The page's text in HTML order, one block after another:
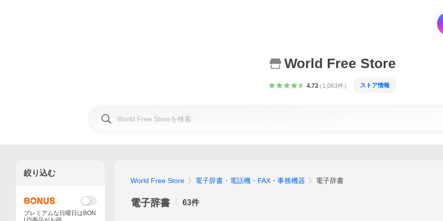
World Free Store
4.72（ 1,063件） ストア情報
World Free Store 電子辞書・電話機・FAX・事務機器 電子辞書
電子辞書 63件
絞り込む
プレミアムな日曜日はBON